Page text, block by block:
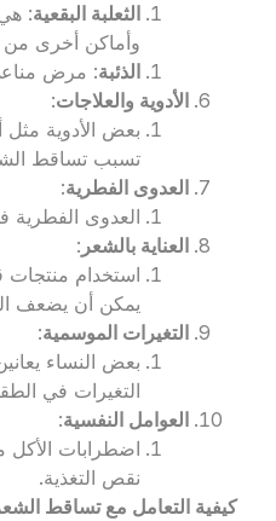
الثعلبة البقعية:
وأماكن أخرى
الذئبة: مرض
الأدوية والعلاجات:
بعض الأدوية مثل
تسبب تساقط
العدوى الفطرية:
العدوى
العناية بالشعر :
استخدام منتجات
يمكن أن يضعف
التغيرات الموسمية:
بعض النساء
التغيرات في
العوامل النفسية:
اضطرابات
نقص التغذية.
كيفية التعامل مع تساقط